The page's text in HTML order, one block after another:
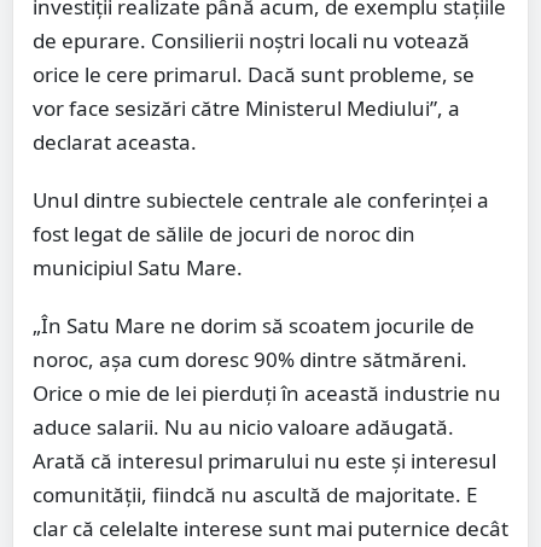
investiții realizate până acum, de exemplu stațiile
de epurare. Consilierii noștri locali nu votează
orice le cere primarul. Dacă sunt probleme, se
vor face sesizări către Ministerul Mediului”, a
declarat aceasta.
Unul dintre subiectele centrale ale conferinței a
fost legat de sălile de jocuri de noroc din
municipiul Satu Mare.
„În Satu Mare ne dorim să scoatem jocurile de
noroc, așa cum doresc 90% dintre sătmăreni.
Orice o mie de lei pierduți în această industrie nu
aduce salarii. Nu au nicio valoare adăugată.
Arată că interesul primarului nu este și interesul
comunității, fiindcă nu ascultă de majoritate. E
clar că celelalte interese sunt mai puternice decât